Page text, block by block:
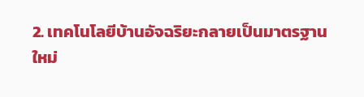
2. เทคโนโลยีบ้านอัจฉริยะกลายเป็นมาตรฐาน
ใหม่